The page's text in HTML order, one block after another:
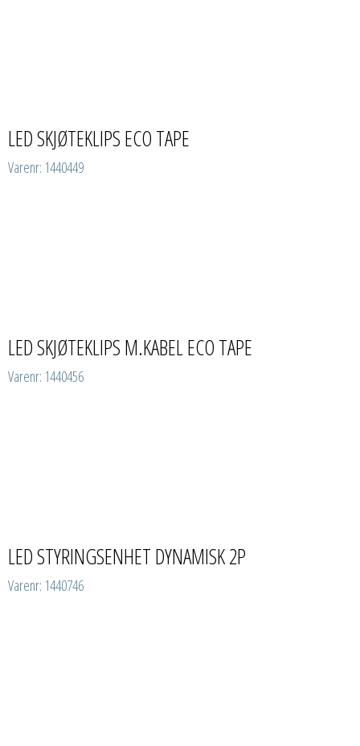
LED SKJØTEKLIPS ECO TAPE
Varenr: 1440449
LED SKJØTEKLIPS M.KABEL ECO TAPE
Varenr: 1440456
LED STYRINGSENHET DYNAMISK 2P
Varenr: 1440746